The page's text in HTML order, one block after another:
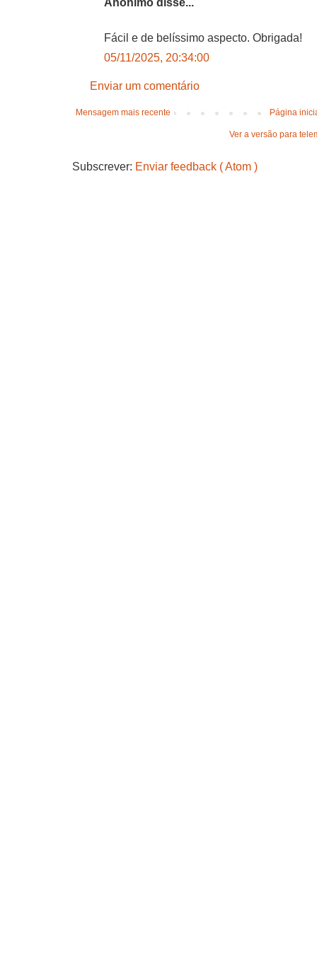
Fácil e de belíssimo aspecto. Obrigada!
05/11/2025, 20:34:00
Enviar um comentário
Mensagem mais recente Página
Ver a versão para
Subscrever: Enviar feedback ( Atom )